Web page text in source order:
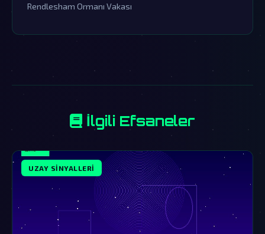
Rendlesham Ormanı Vakası
İlgili Efsaneler
UZAY SINYALLERI